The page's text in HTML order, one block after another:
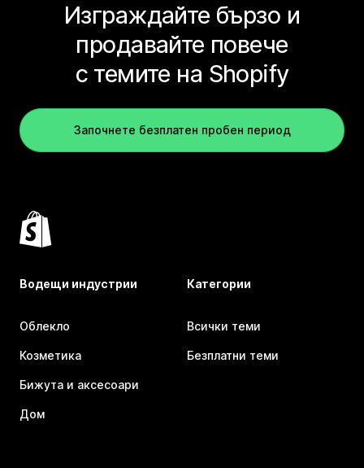
Изграждайте бързо и
продавайте повече
с темите на Shopify
Започнете безплатен пробен период
Водещи индустрии
Облекло
Козметика
Бижута и аксесоари
Дом
Категории
Всички теми
Безплатни теми